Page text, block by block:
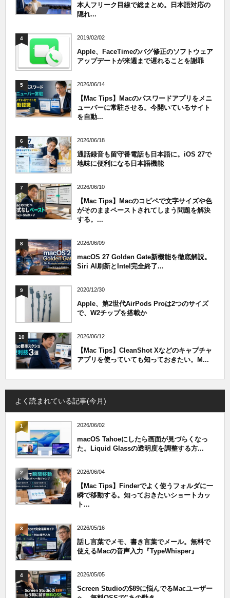
本人フリーク目線で総まとめ。日本語対応の
隠れ...
4 2019/02/02
Apple、FaceTimeのバグ修正のソフトウェア
アップデートが来週まで遅れることを謝罪
5 2026/06/14
【Mac Tips】Macのパスワードアプリをメニ
ューバーに常駐させる。今開いているサイト
を自動...
6 2026/06/18
通話録音も留守番電話も日本語に。iOS 27で
地味に便利になる日本語機能
7 2026/06/10
【Mac Tips】Macのコピペで文字サイズや色
がそのままペーストされてしまう問題を解決
する。...
8 2026/06/09
macOS 27 Golden Gate新機能を徹底解説。
Siri AI刷新とIntel完全終了...
9 2020/12/30
Apple、第2世代AirPods Proは2つのサイズ
で、W2チップを搭載か
10 2026/06/12
【Mac Tips】CleanShot Xなどのキャプチャ
アプリを使っていても知っておきたい。M...
よく読まれている記事(今月)
1 2026/06/02
macOS Tahoeにしたら画面が見づらくなっ
た。Liquid Glassの透明度を調整する方...
2 2026/06/04
【Mac Tips】Finderでよく使うフォルダに一
瞬で移動する。知っておきたいショートカッ
ト...
3 2026/05/16
話し言葉でメモ、書き言葉でメール。無料で
使えるMacの音声入力『TypeWhisper』
4 2026/05/05
Screen Studioの$89に悩んでるMacユーザー